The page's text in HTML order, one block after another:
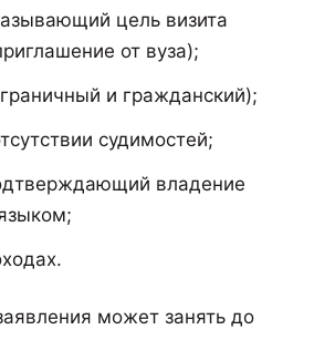
цель визита
от вуза);
и гражданский);
судимостей;
владение
может занять до